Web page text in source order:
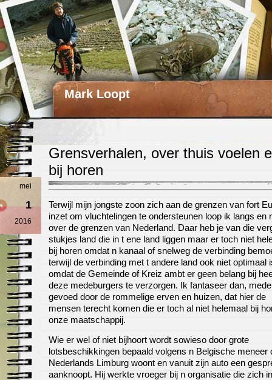
Mark Loopt
Grensverhalen, over thuis voelen
bij horen
mei
1
2016
Terwijl mijn jongste zoon zich aan de grenzen van fort
inzet om vluchtelingen te ondersteunen loop ik langs en
over de grenzen van Nederland. Daar heb je van die
stukjes land die in t ene land liggen maar er toch niet
bij horen omdat n kanaal of snelweg de verbinding
terwijl de verbinding met t andere land ook niet optimaal
omdat de Gemeinde of Kreiz ambt er geen belang bij
deze medeburgers te verzorgen. Ik fantaseer dan, mede
gevoed door de rommelige erven en huizen, dat hier de
mensen terecht komen die er toch al niet helemaal bij
onze maatschappij.
Wie er wel of niet bijhoort wordt sowieso door grote
lotsbeschikkingen bepaald volgens n Belgische meneer
Nederlands Limburg woont en vanuit zijn auto een
aanknoopt. Hij werkte vroeger bij n organisatie die zich